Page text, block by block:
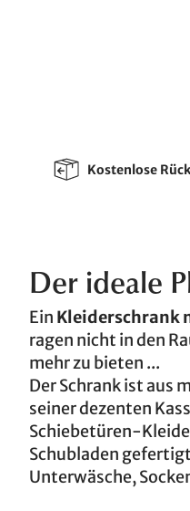
Kostenlose
Der ideale
Ein Kleiderschrank
ragen nicht in den
mehr zu bieten ...
Der Schrank ist aus
seiner dezenten
Schiebetüren-
Schubladen
Unterwäsche,